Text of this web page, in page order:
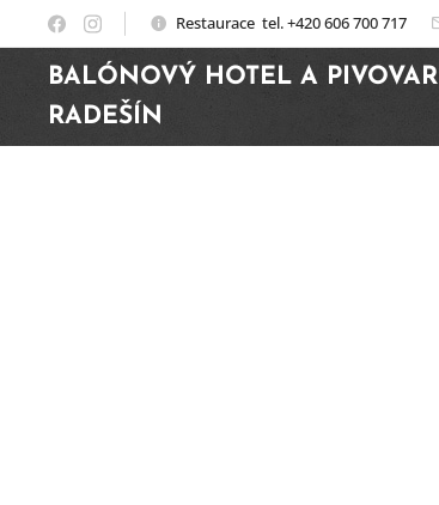
Restaurace tel. +420 606 700 717
BALÓNOVÝ HOTEL A PIVOVAR
RADEŠÍN